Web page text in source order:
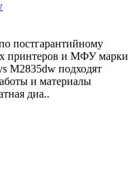
постгарантийному
принтеров и МФУ марки
M2835dw подходят
и материалы
диа..